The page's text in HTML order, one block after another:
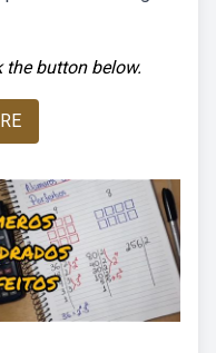
button below.